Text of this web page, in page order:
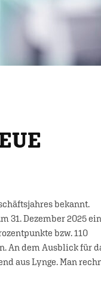
bekannt.
31. Dezember 2025 ein
bzw. 110
An dem Ausblick für
aus Lynge. Man